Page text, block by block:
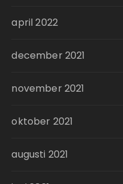
april 2022
december 2021
november 2021
oktober 2021
augusti 2021